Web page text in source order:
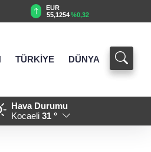
GBP
64,3468 %0,38
TÜRKİYE DÜNYA
08:59 - Akın Gürlek: Örgüt
Hava Durumu
Kocaeli 31 °